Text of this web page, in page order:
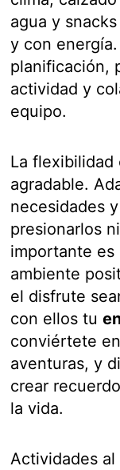
agua y
y con
planificación,
actividad y
equipo.
La flexibilidad
agradable.
necesidades
presionarlos
importante
ambiente
el disfrute
con ellos tu
conviértete
aventuras, y
crear
la vida.
Actividades